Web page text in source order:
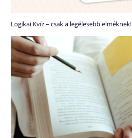
Logikai Kvíz – csak a legélesebb elméknek!